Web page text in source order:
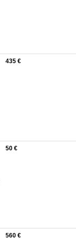
435 €
50 €
560 €